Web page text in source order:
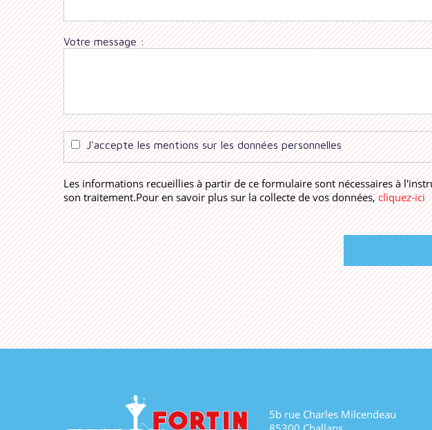
Votre message :
J'accepte les mentions sur les données personnelles
Les informations recueillies à partir de ce formulaire sont nécessaires à
son traitement.Pour en savoir plus sur la collecte de vos données,cliquez-ici
5b rue Charles Milcendeau